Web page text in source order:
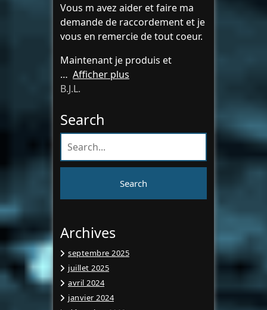
Vous m avez aider et faire ma
demande de raccordement et je
vous en remercie de tout coeur.
Maintenant je produis et
Afficher plus
B.J.L.
Search
Archives
septembre 2025
juillet 2025
avril 2024
janvier 2024